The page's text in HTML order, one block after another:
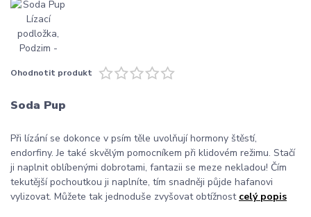
Ohodnotit produkt
Soda Pup
Při lízání se dokonce v psím těle uvolňují hormony štěstí,
endorfiny. Je také skvělým pomocníkem při klidovém režimu. Stačí
ji naplnit oblíbenými dobrotami, fantazii se meze nekladou! Čím
tekutější pochoutkou ji naplníte, tím snadněji půjde hafanovi
vylizovat. Můžete tak jednoduše zvyšovat obtížnost celý popis